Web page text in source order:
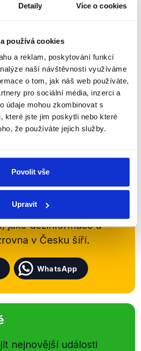
Detaily Více o cookies
používá cookies
a reklam, poskytování funkcí
naší návštěvnosti využíváme
o tom, jak náš web používáte,
pro sociální média, inzerci a
údaje mohou zkombinovat s
které jste jim poskytli nebo které
že používáte jejich služby.
Povolit vše
Upravit
podnikáním? Ministryně financí
nově představenou
politiky státu.
kontaktu
našeho
whatsappového
a mějte tak
jaké dezinformace a
v Česku šíří.
WhatsApp
nejnovější události